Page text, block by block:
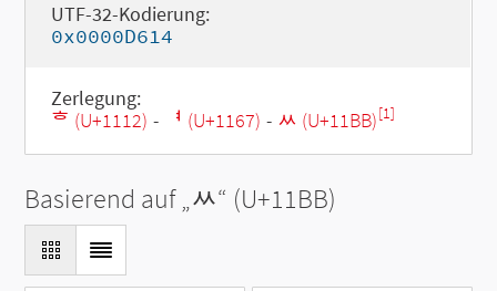
UTF-32-Kodierung:
0x0000D614
Zerlegung:
ᄒ (U+1112) - ᅧ (U+1167) - ᆻ (U+11BB)[1]
Basierend auf „ᆻ“ (U+11BB)